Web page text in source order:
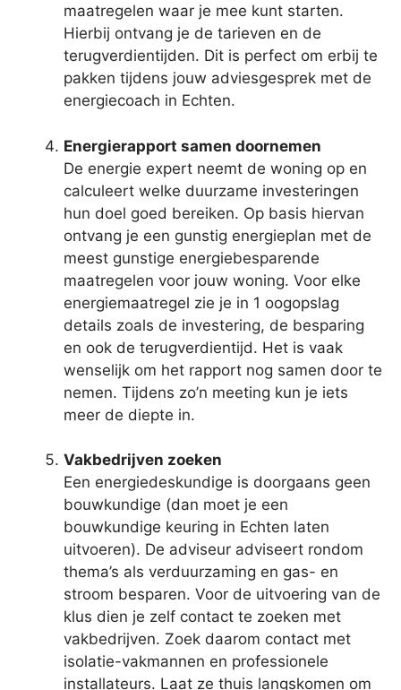
maatregelen waar je mee kunt starten.
Hierbij ontvang je de tarieven en de
terugverdientijden. Dit is perfect om erbij te
pakken tijdens jouw adviesgesprek met de
energiecoach in Echten.
Energierapport samen doornemen
De energie expert neemt de woning op en
calculeert welke duurzame investeringen
hun doel goed bereiken. Op basis hiervan
ontvang je een gunstig energieplan met de
meest gunstige energiebesparende
maatregelen voor jouw woning. Voor elke
energiemaatregel zie je in 1 oogopslag
details zoals de investering, de besparing
en ook de terugverdientijd. Het is vaak
wenselijk om het rapport nog samen door te
nemen. Tijdens zo’n meeting kun je iets
meer de diepte in.
Vakbedrijven zoeken
Een energiedeskundige is doorgaans geen
bouwkundige (dan moet je een
bouwkundige keuring in Echten laten
uitvoeren). De adviseur adviseert rondom
thema’s als verduurzaming en gas- en
stroom besparen. Voor de uitvoering van de
klus dien je zelf contact te zoeken met
vakbedrijven. Zoek daarom contact met
isolatie-vakmannen en professionele
installateurs. Laat ze thuis langskomen om